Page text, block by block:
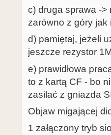
c) druga sprawa -
zarówno z góry jak
d) pamiętaj, jeżeli
jeszcze rezystor
e) prawidłowa
to z kartą CF - bo
zasilać z gniazda
Objaw migającej
1 załączony tryb